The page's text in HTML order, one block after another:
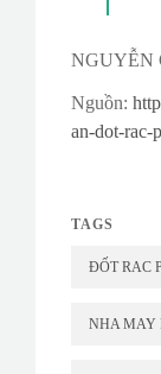
NGUYỄN
Nguồn:
an-dot-rac-
TAGS
ĐỐT RAC
NHA MAY